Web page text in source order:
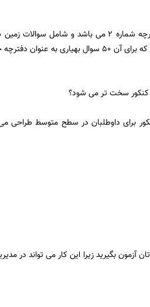
خیر، علوم تجربی 2 دفترچه دارد یکی عمومی و دیگری اختصاصی که اختصاصی دفترچه شماره 2 می باشد
ریاضی، زیست شناسی، فیزیک و شیمی است البته در گروه علوم تجربی بهیارانی داریم که برای آن 50 سوال
برای داوطلبان در سطح متوسط طراحی
آزمون بگیرید زیرا این کار می تواند در